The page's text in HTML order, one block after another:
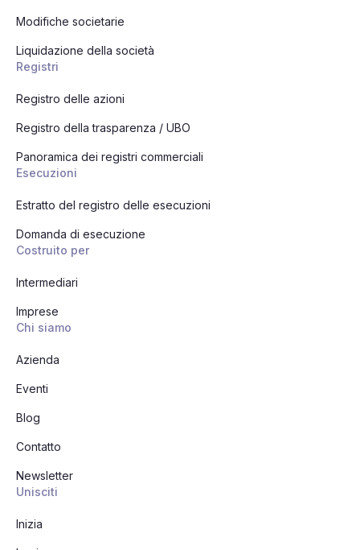
Modifiche societarie
Liquidazione della società
Registri
Registro delle azioni
Registro della trasparenza / UBO
Panoramica dei registri commerciali
Esecuzioni
Estratto del registro delle esecuzioni
Domanda di esecuzione
Costruito per
Intermediari
Imprese
Chi siamo
Azienda
Eventi
Blog
Contatto
Newsletter
Unisciti
Inizia